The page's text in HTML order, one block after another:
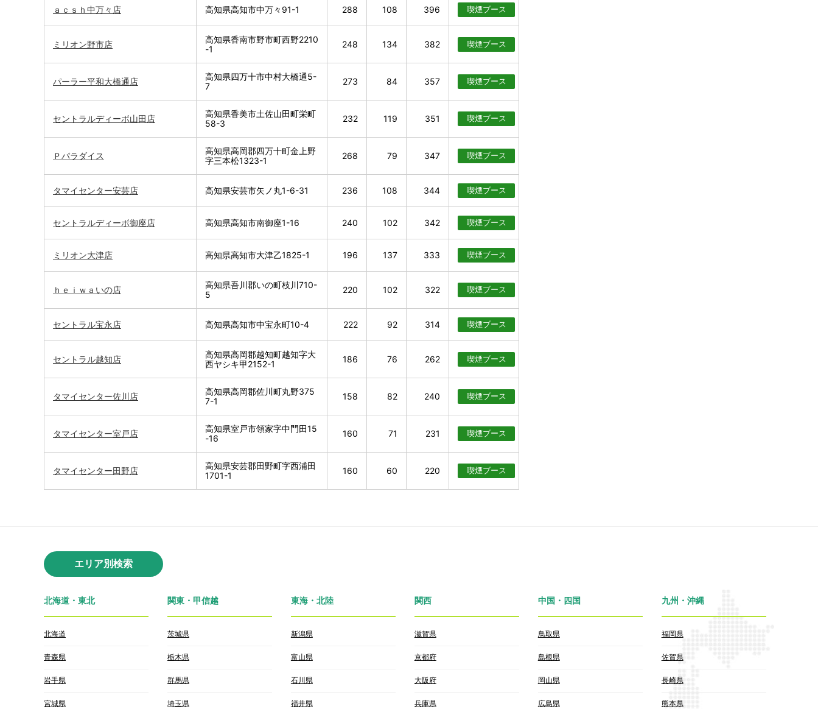
ａｃｓｈ中万々店 高知県高知市中万々91-1 288 108 396 喫煙ブース
ミリオン野市店
高知県香南市野市町西野2210
-1
248 134 382 喫煙ブース
パーラー平和大橋通店
高知県四万十市中村大橋通5-
7
273 84 357 喫煙ブース
セントラルディーボ山田店
高知県香美市土佐山田町栄町
58-3
232 119 351 喫煙ブース
Ｐパラダイス
高知県高岡郡四万十町金上野
字三本松1323-1
268 79 347 喫煙ブース
タマイセンター安芸店 高知県安芸市矢ノ丸1-6-31 236 108 344 喫煙ブース
セントラルディーボ御座店 高知県高知市南御座1-16 240 102 342 喫煙ブース
ミリオン大津店 高知県高知市大津乙1825-1 196 137 333 喫煙ブース
ｈｅｉｗａいの店
高知県吾川郡いの町枝川710-
5
220 102 322 喫煙ブース
セントラル宝永店 高知県高知市中宝永町10-4 222 92 314 喫煙ブース
セントラル越知店
高知県高岡郡越知町越知字大
西ヤシキ甲2152-1
186 76 262 喫煙ブース
タマイセンター佐川店
高知県高岡郡佐川町丸野375
7-1
158 82 240 喫煙ブース
タマイセンター室戸店
高知県室戸市領家字中門田15
-16
160 71 231 喫煙ブース
タマイセンター田野店
高知県安芸郡田野町字西浦田
1701-1
160 60 220 喫煙ブース
エリア別検索
北海道・東北
北海道
青森県
岩手県
宮城県
関東・甲信越
茨城県
栃木県
群馬県
埼玉県
東海・北陸
新潟県
富山県
石川県
福井県
関西
滋賀県
京都府
大阪府
兵庫県
中国・四国
鳥取県
島根県
岡山県
広島県
九州・沖縄
福岡県
佐賀県
長崎県
熊本県